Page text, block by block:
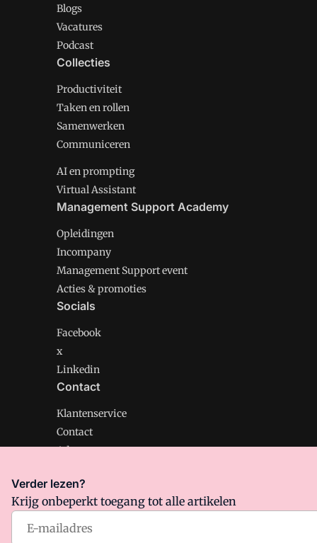
Blogs
Vacatures
Podcast
Collecties
Productiviteit
Taken en rollen
Samenwerken
Communiceren
AI en prompting
Virtual Assistant
Management Support Academy
Opleidingen
Incompany
Management Support event
Acties & promoties
Socials
Facebook
x
Linkedin
Contact
Klantenservice
Contact
Adverteren
Management Support is onderdeel van VMN media.
Algemene Voorwaarden
Verder lezen?
Krijg onbeperkt toegang tot alle artikelen